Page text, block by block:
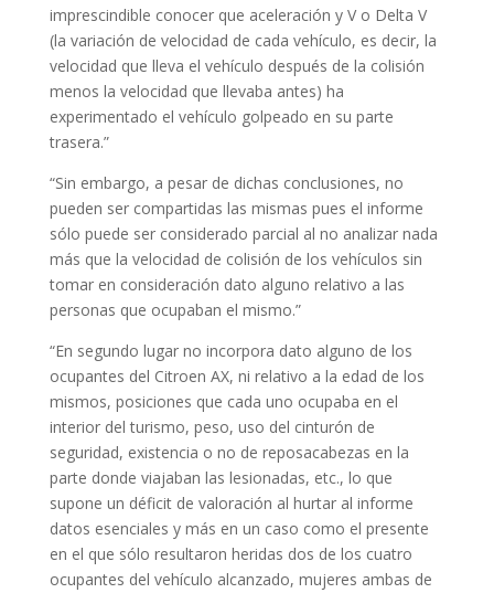
imprescindible conocer que aceleración y V o Delta V
(la variación de velocidad de cada vehículo, es decir, la
velocidad que lleva el vehículo después de la colisión
menos la velocidad que llevaba antes) ha
experimentado el vehículo golpeado en su parte
trasera.”
“Sin embargo, a pesar de dichas conclusiones, no
pueden ser compartidas las mismas pues el informe
sólo puede ser considerado parcial al no analizar nada
más que la velocidad de colisión de los vehículos sin
tomar en consideración dato alguno relativo a las
personas que ocupaban el mismo.”
“En segundo lugar no incorpora dato alguno de los
ocupantes del Citroen AX, ni relativo a la edad de los
mismos, posiciones que cada uno ocupaba en el
interior del turismo, peso, uso del cinturón de
seguridad, existencia o no de reposacabezas en la
parte donde viajaban las lesionadas, etc., lo que
supone un déficit de valoración al hurtar al informe
datos esenciales y más en un caso como el presente
en el que sólo resultaron heridas dos de los cuatro
ocupantes del vehículo alcanzado, mujeres ambas de